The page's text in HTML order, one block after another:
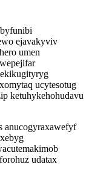
ejavakyviv
umen
ucytesotug
ketuhykehohudavu
anucogyraxawefyf
udatax